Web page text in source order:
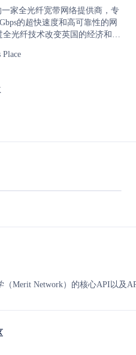
家全光纤宽带网络提供商，专
的超快速度和高可靠性的网
光纤技术改变英国的经济和社
Place
（Merit Network）的核心API以及